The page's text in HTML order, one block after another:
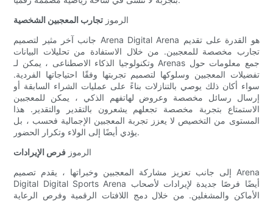
الرموز تجارب المعجبين الشخصية
جانب آخر مثير لتصميم Arena Digital Arena هو القدرة على تقديم
تجارب مخصصة للمعجبين. من خلال الاستفادة من تحليلات البيانات
وتكنولوجيا الذكاء الاصطناعى ، يمكن لـ Arenas جمع معلومات حول
تفضيلات المعجبين وسلوكها لتصميم تجربتها وفقًا احتياجاتها الفردية.
سواء أكان ذلك يوصي بالتنازلات بناءً على عمليات الشراء السابقة أو
إرسال رسائل مخصصة وعروض لهاتفهم الذكي ، يمكن للمعجبين
الاستمتاع بتجربة مخصصة تجعلهم يشعرون بالتقدير والتقدير. هذا
المستوى من التخصيص لا يعزز تجربة المعجبين الإجمالية فحسب ، بل
يؤدي أيضًا إلى الولاء وتكرار الحضور.
الرموز فرص الإيرادات
إلى جانب تعزيز مشاركة المعجبين وخبراتها ، يقدم تصميم Arena
Digital Digital Sports Arena أيضًا فرصًا جديدة لإيرادات لأصحاب
الأماكن والمشغلين. من خلال دمج اللافتات الرقمية وفرص الرعاية